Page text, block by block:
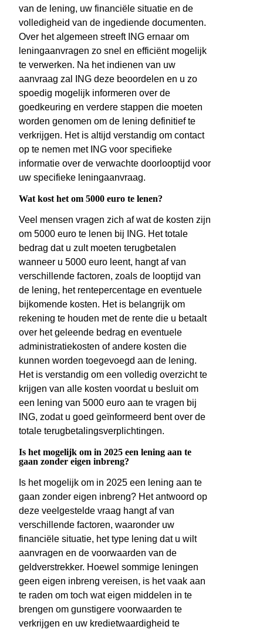
van de lening, uw financiële situatie en de
volledigheid van de ingediende documenten.
Over het algemeen streeft ING ernaar om
leningaanvragen zo snel en efficiënt mogelijk
te verwerken. Na het indienen van uw
aanvraag zal ING deze beoordelen en u zo
spoedig mogelijk informeren over de
goedkeuring en verdere stappen die moeten
worden genomen om de lening definitief te
verkrijgen. Het is altijd verstandig om contact
op te nemen met ING voor specifieke
informatie over de verwachte doorlooptijd voor
uw specifieke leningaanvraag.
Wat kost het om 5000 euro te lenen?
Veel mensen vragen zich af wat de kosten zijn
om 5000 euro te lenen bij ING. Het totale
bedrag dat u zult moeten terugbetalen
wanneer u 5000 euro leent, hangt af van
verschillende factoren, zoals de looptijd van
de lening, het rentepercentage en eventuele
bijkomende kosten. Het is belangrijk om
rekening te houden met de rente die u betaalt
over het geleende bedrag en eventuele
administratiekosten of andere kosten die
kunnen worden toegevoegd aan de lening.
Het is verstandig om een volledig overzicht te
krijgen van alle kosten voordat u besluit om
een lening van 5000 euro aan te vragen bij
ING, zodat u goed geïnformeerd bent over de
totale terugbetalingsverplichtingen.
Is het mogelijk om in 2025 een lening aan te
gaan zonder eigen inbreng?
Is het mogelijk om in 2025 een lening aan te
gaan zonder eigen inbreng? Het antwoord op
deze veelgestelde vraag hangt af van
verschillende factoren, waaronder uw
financiële situatie, het type lening dat u wilt
aanvragen en de voorwaarden van de
geldverstrekker. Hoewel sommige leningen
geen eigen inbreng vereisen, is het vaak aan
te raden om toch wat eigen middelen in te
brengen om gunstigere voorwaarden te
verkrijgen en uw kredietwaardigheid te